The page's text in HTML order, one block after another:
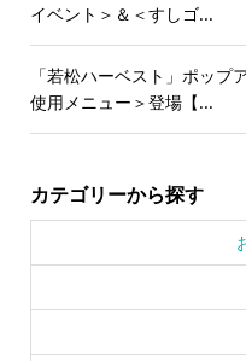
イベント＞＆＜すしゴ...
「若松ハーベスト」ポッ
使用メニュー＞登場【...
カテゴリーから探す